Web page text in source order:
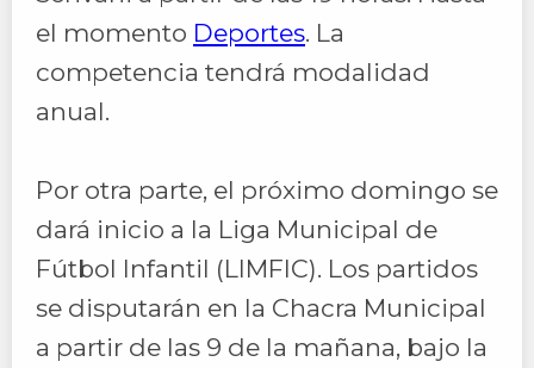
el momento Deportes. La
competencia tendrá modalidad
anual.
Por otra parte, el próximo domingo se
dará inicio a la Liga Municipal de
Fútbol Infantil (LIMFIC). Los partidos
se disputarán en la Chacra Municipal
a partir de las 9 de la mañana, bajo la